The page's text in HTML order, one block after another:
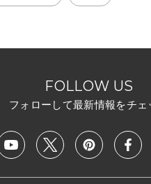
FOLLOW US
フォローして最新情報をチェ